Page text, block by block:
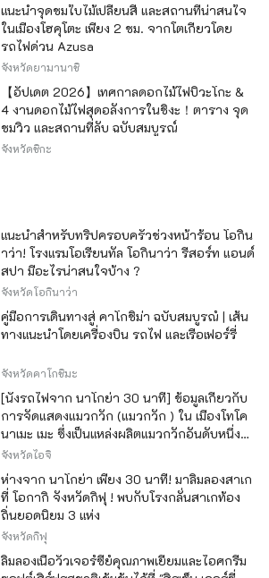
แนะนำจุดชมใบไม้เปลี่ยนสี และสถานที่น่าสนใจ
ในเมืองโฮคุโตะ เพียง 2 ชม. จากโตเกียวโดย
รถไฟด่วน Azusa
จังหวัดยามานาชิ
【อัปเดต 2026】เทศกาลดอกไม้ไฟบิวะโกะ &
4 งานดอกไม้ไฟสุดอลังการในชิงะ！ตาราง จุด
ชมวิว และสถานที่ลับ ฉบับสมบูรณ์
จังหวัดชิกะ
แนะนำสำหรับทริปครอบครัวช่วงหน้าร้อน โอกิน
าว่า! โรงแรมโอเรียนทัล โอกินาว่า รีสอร์ท แอนด์
สปา มีอะไรน่าสนใจบ้าง ?
จังหวัดโอกินาว่า
คู่มือการเดินทางสู่ คาโกชิม่า ฉบับสมบูรณ์ | เส้น
ทางแนะนำโดยเครื่องบิน รถไฟ และเรือเฟอร์รี่
จังหวัดคาโกชิมะ
[นั่งรถไฟจาก นาโกย่า 30 นาที] ข้อมูลเกี่ยวกับ
การจัดแสดงแมวกวัก (แมวกวัก ) ใน เมืองโทโค
นาเมะ เมะ ซึ่งเป็นแหล่งผลิตแมวกวักอันดับหนึ่ง
ของญี่ปุ่น
จังหวัดไอจิ
ห่างจาก นาโกย่า เพียง 30 นาที! มาลิ้มลองสาเก
ที่ โอกากิ จังหวัดกิฟุ ! พบกับโรงกลั่นสาเกท้อง
ถิ่นยอดนิยม 3 แห่ง
จังหวัดกิฟุ
ลิ้มลองเนื้อวัวเจอร์ซีย์คุณภาพเยี่ยมและไอศกรีม